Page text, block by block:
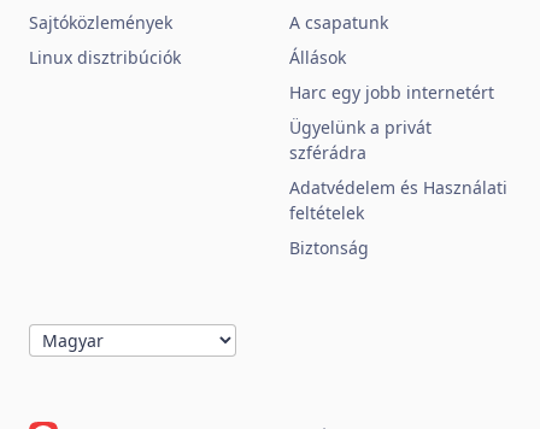
Sajtóközlemények
Linux disztribúciók
A csapatunk
Állások
Harc egy jobb internetért
Ügyelünk a privát
szférádra
Adatvédelem és Használati
feltételek
Biztonság